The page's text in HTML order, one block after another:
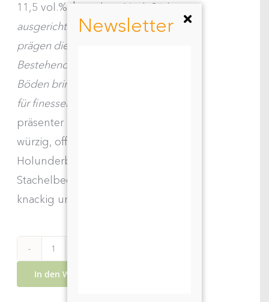
11,5 vol.% │ trockenNach Süden
ausgerichtete, steile Steinterrassen
prägen die Riede Setzberg.
Bestehend aus Schiefer- und Gneis
Böden bringt der Setzberg Trauben
für finessenreiche Weine.
präsenter Rosenblütenduft, zart
würzig, offenherzige Fruchtfrische,
Holunderblüten, etwas
Stachelbeere, feiner Säuregrip,
knackig und vital, feiner Apero.
Gelber
In den Warenkorb
Newsletter